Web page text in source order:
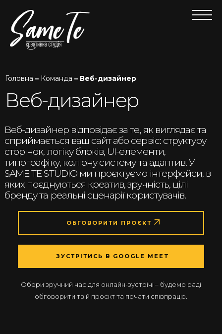
Головна – Команда – Веб-дизайнер
Веб-дизайнер
Веб-дизайнер відповідає за те, як виглядає та
сприймається ваш сайт або сервіс: структуру
сторінок, логіку блоків, UI-елементи,
типографіку, колірну систему та адаптив. У
SAME TE STUDIO ми проєктуємо інтерфейси, в
яких поєднуються креатив, зручність, цілі
бренду та реальні сценарії користувачів.
ОБГОВОРИТИ ПРОЄКТ
ЗУСТРІТИСЬ В GOOGLE MEET
Обери зручний час для онлайн-зустрічі – будемо раді
обговорити твій проєкт та почати співпрацю.